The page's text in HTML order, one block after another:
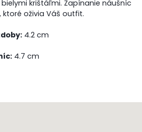
krištáľmi. Zapínanie náušníc
ktoré oživia Váš outfit.
4.2 cm
4.7 cm